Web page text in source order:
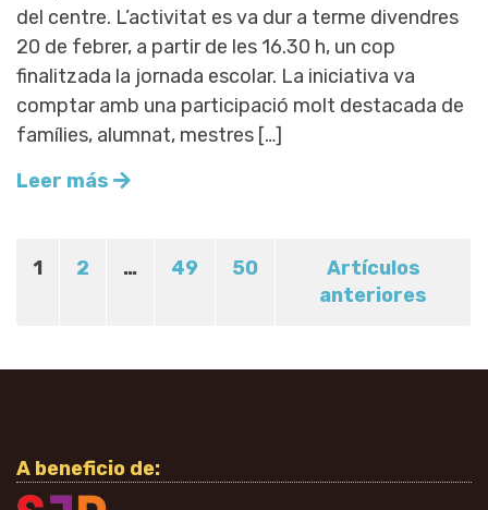
del centre. L’activitat es va dur a terme divendres
20 de febrer, a partir de les 16.30 h, un cop
finalitzada la jornada escolar. La iniciativa va
comptar amb una participació molt destacada de
famílies, alumnat, mestres […]
Leer más
1 2 … 49 50
Artículos
anteriores
A beneficio de: